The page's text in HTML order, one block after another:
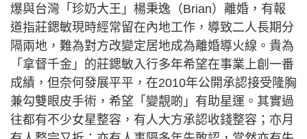
爆與台灣「珍奶大王」楊秉逸（Brian）離婚，有報
道指莊鍶敏現時經常留在內地工作，導致二人長期分
隔兩地，難為對方改變定居地成為離婚導火線。貴為
「拿督千金」的莊鍶敏入行多年希望在事業上創一番
成績，但奈何發展平平，在2010年公開承認接受隆胸
兼勾雙眼皮手術，希望「變靚啲」有助星運。其實過
往都有不少女星整容，有人大方承認收錢整容；亦月